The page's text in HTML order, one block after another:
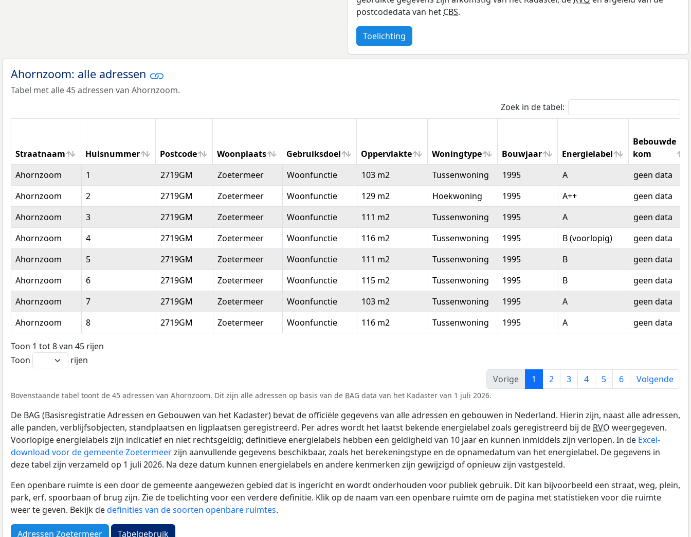
postcodedata van het CBS.
Toelichting
Ahornzoom: alle adressen
Tabel met alle 45 adressen van Ahornzoom.
Zoek in de tabel:
Straatnaam Huisnummer Postcode Woonplaats Gebruiksdoel Oppervlakte Woningtype Bouwjaar Energielabel
Bebouwde
kom
Straatnaam
Huisnummer Postcode Woonplaats Gebruiksdoel Oppervlakte Woningtype Bouwjaar Energielabel
Bebouwde
kom
Ahornzoom 1 2719GM Zoetermeer Woonfunctie 103 m2 Tussenwoning 1995 A
geen data
Ahornzoom
2 2719GM Zoetermeer Woonfunctie 129 m2 Hoekwoning 1995 A++
geen data
Ahornzoom
3 2719GM Zoetermeer Woonfunctie 111 m2 Tussenwoning 1995 A
geen data
Ahornzoom
4 2719GM Zoetermeer Woonfunctie 116 m2 Tussenwoning 1995 B (voorlopig)
geen data
Ahornzoom
5 2719GM Zoetermeer Woonfunctie 111 m2 Tussenwoning 1995 B
geen data
Ahornzoom
6 2719GM Zoetermeer Woonfunctie 115 m2 Tussenwoning 1995 B
geen data
Ahornzoom
7 2719GM Zoetermeer Woonfunctie 103 m2 Tussenwoning 1995 A
geen data
Ahornzoom
8 2719GM Zoetermeer Woonfunctie 116 m2 Tussenwoning 1995 A geen data
Toon 1 tot 8 van 45 rijen
Toon
rijen
Vorige
1 2 3 4 5 6 Volgende
Bovenstaande tabel toont de 45 adressen van Ahornzoom. Dit zijn alle adressen op basis van de BAG data van het Kadaster van 1 juli 2026.
De BAG (Basisregistratie Adressen en Gebouwen van het Kadaster) bevat de officiële gegevens van alle adressen en gebouwen in Nederland. Hierin zijn, naast alle adressen,
alle panden, verblijfsobjecten, standplaatsen en ligplaatsen geregistreerd. Per adres wordt het laatst bekende energielabel zoals geregistreerd bij de RVO weergegeven.
Voorlopige energielabels zijn indicatief en niet rechtsgeldig; definitieve energielabels hebben een geldigheid van 10 jaar en kunnen inmiddels zijn verlopen. In de Excel-
download voor de gemeente Zoetermeerzijn aanvullende gegevens beschikbaar, zoals het berekeningstype en de opnamedatum van het energielabel. De gegevens in
deze tabel zijn verzameld op 1 juli 2026. Na deze datum kunnen energielabels en andere kenmerken zijn gewijzigd of opnieuw zijn vastgesteld.
Een openbare ruimte is een door de gemeente aangewezen gebied dat is ingericht en wordt onderhouden voor publiek gebruik. Dit kan bijvoorbeeld een straat, weg, plein,
park, erf, spoorbaan of brug zijn. Zie de toelichting voor een verdere definitie. Klik op de naam van een openbare ruimte om de pagina met statistieken voor die ruimte
weer te geven. Bekijk dedefinities van de soorten openbare ruimtes.
Adressen Zoetermeer Tabelgebruik